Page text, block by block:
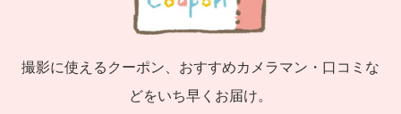
撮影に使えるクーポン、おすすめカメラマン・口コミな
どをいち早くお届け。